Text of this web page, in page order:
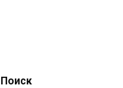
Поиск